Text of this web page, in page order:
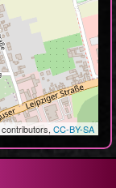
contributors, CC-BY-SA